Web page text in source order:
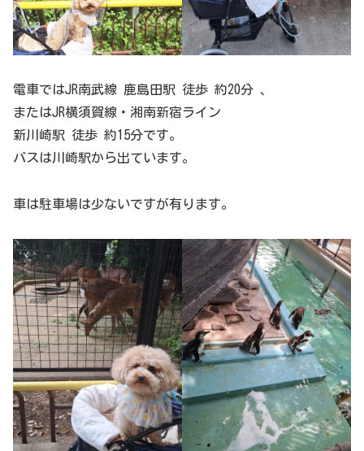
電車ではJR南武線 鹿島田駅 徒歩 約20分 、
またはJR横須賀線・湘南新宿ライン
新川崎駅 徒歩 約15分です。
バスは川崎駅から出ています。
車は駐車場は少ないですが有ります。